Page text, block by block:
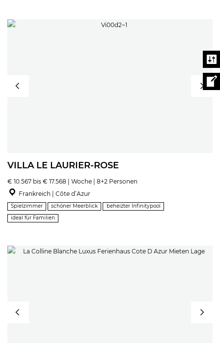
VILLA LE LAURIER-ROSE
€ 10.567 bis € 17.568 | Woche | 8+2 Personen
Frankreich | Côte d’Azur
Spielzimmer schöner Meerblick
beheizter Infinitypool
ideal für Familien